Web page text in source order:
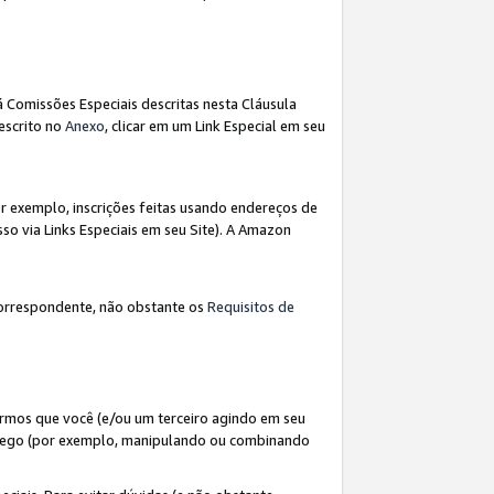
Comissões Especiais descritas nesta Cláusula
no Anexo, clicar em um Link Especial em seu
inscrições feitas usando endereços de
via Links Especiais em seu Site). A Amazon
não obstante os Requisitos de
que você (e/ou um terceiro agindo em seu
(por exemplo, manipulando ou combinando